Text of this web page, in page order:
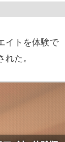
イトを体験で
た。